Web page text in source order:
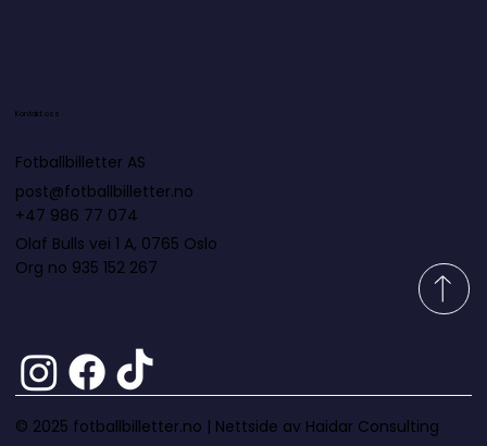
Kontakt oss
Fotballbilletter AS
post@fotballbilletter.no
+47 986 77 074
Olaf Bulls vei 1 A, 0765 Oslo
Org no 935 152 267
© 2025 fotballbilletter.no | Nettside av Haidar Consulting